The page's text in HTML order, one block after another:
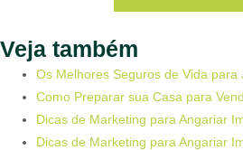
Veja também
Os Melhores Seguros de Vida para
Como Preparar sua Casa para
Dicas de Marketing para Angariar
Dicas de Marketing para Angariar